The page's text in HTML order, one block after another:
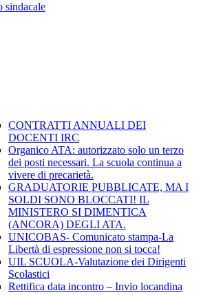
sindacale
CONTRATTI ANNUALI DEI
DOCENTI IRC
Organico ATA: autorizzato solo un terzo
dei posti necessari. La scuola continua a
vivere di precarietà.
GRADUATORIE PUBBLICATE, MA I
SOLDI SONO BLOCCATI! IL
MINISTERO SI DIMENTICA
(ANCORA) DEGLI ATA.
UNICOBAS- Comunicato stampa-La
Libertà di espressione non si tocca!
UIL SCUOLA-Valutazione dei Dirigenti
Scolastici
Rettifica data incontro – Invio locandina